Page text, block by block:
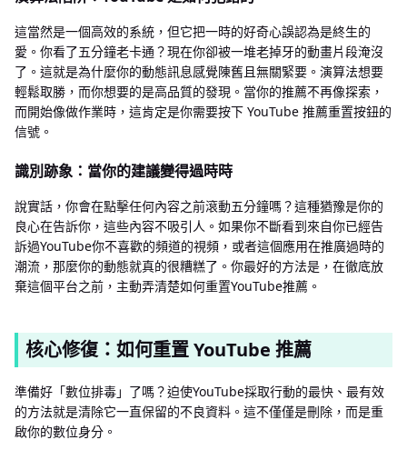
這當然是一個高效的系統，但它把一時的好奇心誤認為是終生的
愛。你看了五分鐘老卡通？現在你卻被一堆老掉牙的動畫片段淹沒
了。這就是為什麼你的動態訊息感覺陳舊且無關緊要。演算法想要
輕鬆取勝，而你想要的是高品質的發現。當你的推薦不再像探索，
而開始像做作業時，這肯定是你需要按下 YouTube 推薦重置按鈕的
信號。
識別跡象：當你的建議變得過時時
說實話，你會在點擊任何內容之前滾動五分鐘嗎？這種猶豫是你的
良心在告訴你，這些內容不吸引人。如果你不斷看到來自你已經告
訴過YouTube你不喜歡的頻道的視頻，或者這個應用在推廣過時的
潮流，那麼你的動態就真的很糟糕了。你最好的方法是，在徹底放
棄這個平台之前，主動弄清楚如何重置YouTube推薦。
核心修復：如何重置 YouTube 推薦
準備好「數位排毒」了嗎？迫使YouTube採取行動的最快、最有效
的方法就是清除它一直保留的不良資料。這不僅僅是刪除，而是重
啟你的數位身分。